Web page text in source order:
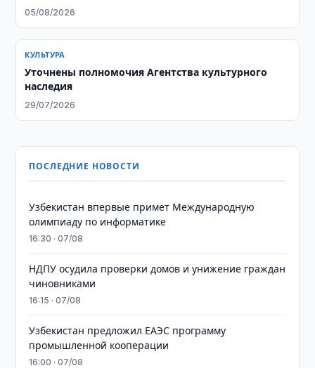
05/08/2026
КУЛЬТУРА
Уточнены полномочия Агентства культурного
наследия
29/07/2026
ПОСЛЕДНИЕ НОВОСТИ
Узбекистан впервые примет Международную
олимпиаду по информатике
16:30 · 07/08
НДПУ осудила проверки домов и унижение граждан
чиновниками
16:15 · 07/08
Узбекистан предложил ЕАЭС программу
промышленной кооперации
16:00 · 07/08